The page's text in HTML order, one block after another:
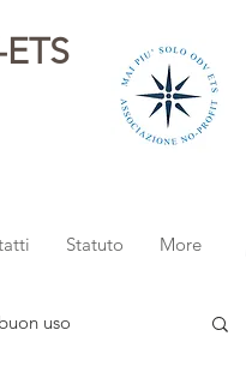
Statuto More
uso